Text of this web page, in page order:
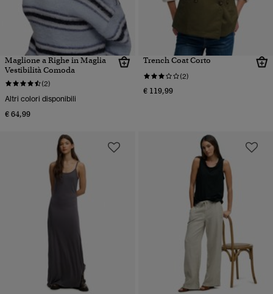
Maglione a Righe in Maglia
Vestibilità Comoda
(2)
Altri colori disponibili
€ 64,99
Trench Coat Corto
(2)
€ 119,99